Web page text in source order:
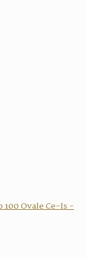
100 Ovale Ce-Is -